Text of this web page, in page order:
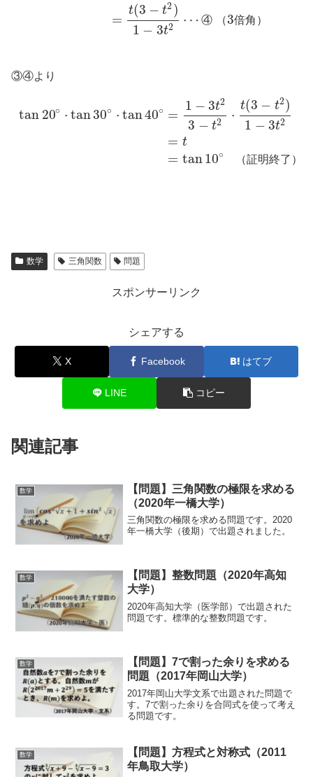
=
t(3 − t2 )
1 − 3t2 ⋯ ④ （3倍角 ）
③④より
tan 20∘ ⋅ tan30∘ ⋅ tan40∘ =
=
=
1 − 3t2
3 − t2 ⋅
t(3 − t2)
1 − 3t2
t
tan10∘ （証明終了 ）
数学 三角関数 問題
スポンサーリンク
シェアする
X Facebook はてブ
LINE コピー
関連記事
数学
【問題】三角関数の極限を求める
（2020年一橋大学）
三角関数の極限を求める問題です。2020
年一橋大学（後期）で出題されました。
数学
【問題】整数問題（2020年高知
大学）
2020年高知大学（医学部）で出題された
問題です。標準的な整数問題です。
数学
【問題】7で割った余りを求める
問題（2017年岡山大学）
2017年岡山大学文系で出題された問題で
す。7で割った余りを合同式を使って考え
る問題です。
数学
【問題】方程式と対称式（2011
年鳥取大学）